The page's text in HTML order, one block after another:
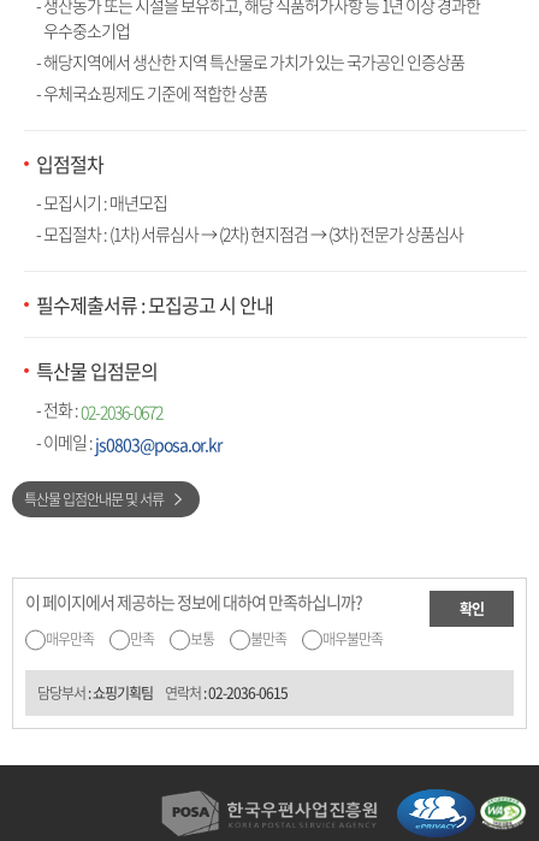
우수중소기업
- 해당지역에서 생산한 지역 특산물로 가치가 있는 국가공인 인증상품
- 우체국쇼핑제도 기준에 적합한 상품
입점절차
- 모집시기 : 매년모집
- 모집절차 : (1차) 서류심사 → (2차) 현지점검 → (3차) 전문가 상품심사
필수제출서류 : 모집공고 시 안내
특산물 입점문의
- 전화 :02-2036-0672
- 이메일 :js0803@posa.or.kr
특산물 입점안내문 및 서류
이 페이지에서 제공하는 정보에 대하여 만족하십니까?
매우만족 만족 보통 불만족 매우불만족
확인
담당부서: 쇼핑기획팀 연락처:02-2036-0615